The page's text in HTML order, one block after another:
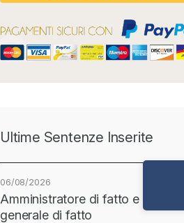
Ultime Sentenze Inserite
06/08/2026
Amministratore di fatto e direttore
generale di fatto